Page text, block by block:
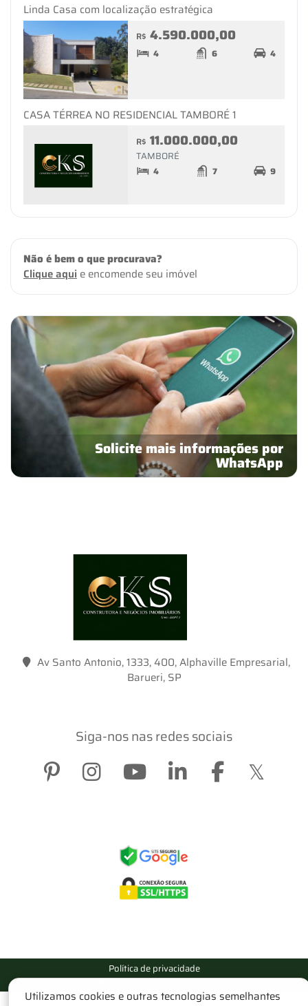
Utilizamos cookies e outras tecnologias semelhantes
Linda Casa com localização estratégica
R$ 4.590.000,00
4 6 4
CASA TÉRREA NO RESIDENCIAL TAMBORÉ 1
R$ 11.000.000,00
TAMBORÉ
4 7 9
Não é bem o que procurava?
Clique aqui e encomende seu imóvel
Solicite mais informações por
WhatsApp
Av Santo Antonio, 1333, 400, Alphaville Empresarial,
Barueri, SP
Siga-nos nas redes sociais
Política de privacidade
Desenvolvido por CODE 49